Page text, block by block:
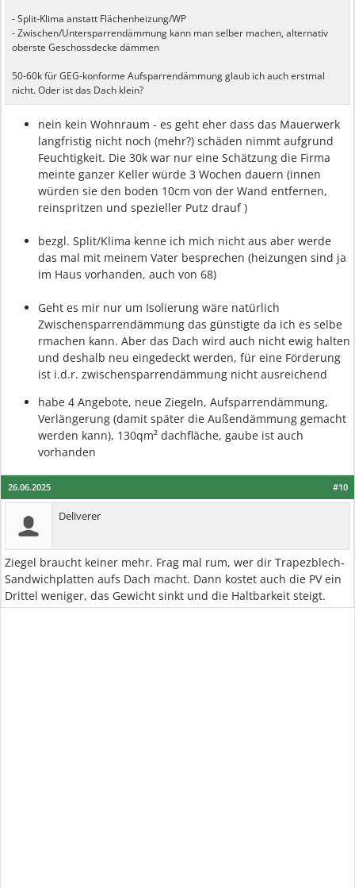
- Split-Klima anstatt Flächenheizung/WP
- Zwischen/Untersparrendämmung kann man selber machen, alternativ
oberste Geschossdecke dämmen
50-60k für GEG-konforme Aufsparrendämmung glaub ich auch erstmal
nicht. Oder ist das Dach klein?
nein kein Wohnraum - es geht eher dass das Mauerwerk
langfristig nicht noch (mehr?) schäden nimmt aufgrund
Feuchtigkeit. Die 30k war nur eine Schätzung die Firma
meinte ganzer Keller würde 3 Wochen dauern (innen
würden sie den boden 10cm von der Wand entfernen,
reinspritzen und spezieller Putz drauf )
bezgl. Split/Klima kenne ich mich nicht aus aber werde
das mal mit meinem Vater besprechen (heizungen sind ja
im Haus vorhanden, auch von 68)
Geht es mir nur um Isolierung wäre natürlich
Zwischensparrendämmung das günstigte da ich es selbe
rmachen kann. Aber das Dach wird auch nicht ewig halten
und deshalb neu eingedeckt werden, für eine Förderung
ist i.d.r. zwischensparrendämmung nicht ausreichend
habe 4 Angebote, neue Ziegeln, Aufsparrendämmung,
Verlängerung (damit später die Außendämmung gemacht
werden kann), 130qm² dachfläche, gaube ist auch
vorhanden
#10
26.06.2025
Deliverer
Ziegel braucht keiner mehr. Frag mal rum, wer dir Trapezblech-
Sandwichplatten aufs Dach macht. Dann kostet auch die PV ein
Drittel weniger, das Gewicht sinkt und die Haltbarkeit steigt.